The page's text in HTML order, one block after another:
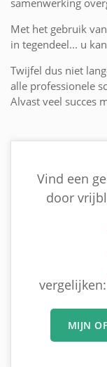
Met het gebruik
in tegendeel... u
Twijfel dus niet
alle professionele
Alvast veel succes
Vind een
door
vergelijken:
MIJN